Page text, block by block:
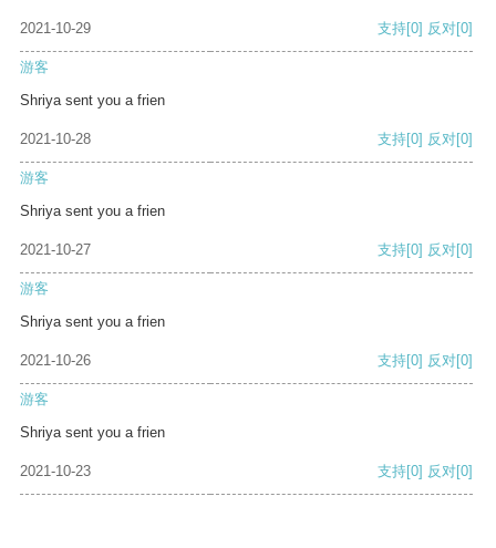
2021-10-29 支持[0] 反对[0]
游客
Shriya sent you a frien
2021-10-28 支持[0] 反对[0]
游客
Shriya sent you a frien
2021-10-27 支持[0] 反对[0]
游客
Shriya sent you a frien
2021-10-26 支持[0] 反对[0]
游客
Shriya sent you a frien
2021-10-23 支持[0] 反对[0]